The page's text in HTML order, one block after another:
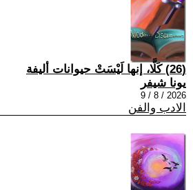
(26) كَلَّا، إنها لَيْسَتْ حيوانات أليفة
يونا شيفر
2026 / 8 / 9
الادب والفن